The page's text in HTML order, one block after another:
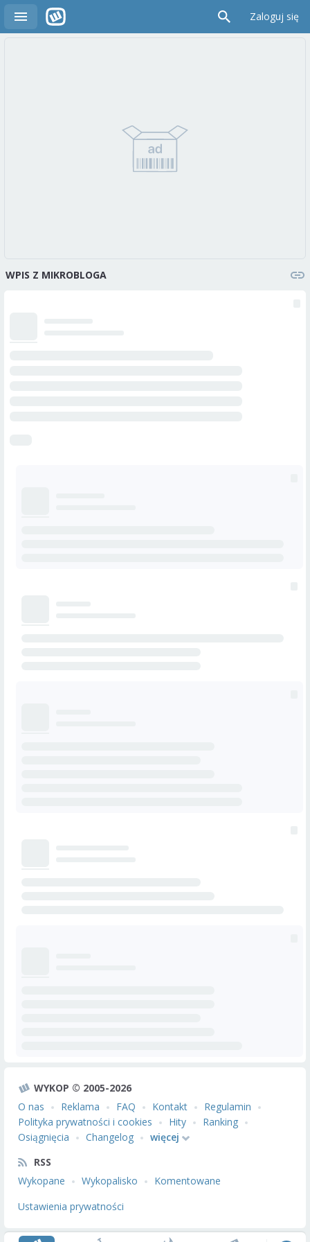
Zaloguj się
WPIS Z MIKROBLOGA
WYKOP © 2005-2026
O nas
Reklama FAQ Kontakt
Regulamin
Polityka prywatności i cookies
Hity
Ranking
Osiągnięcia
Changelog
więcej
RSS
Wykopane
Wykopalisko
Komentowane
Ustawienia prywatności